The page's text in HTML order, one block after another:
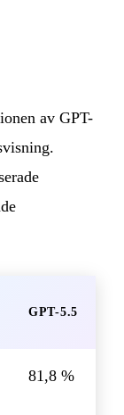
av GPT-
GPT-5.5
81,8 %